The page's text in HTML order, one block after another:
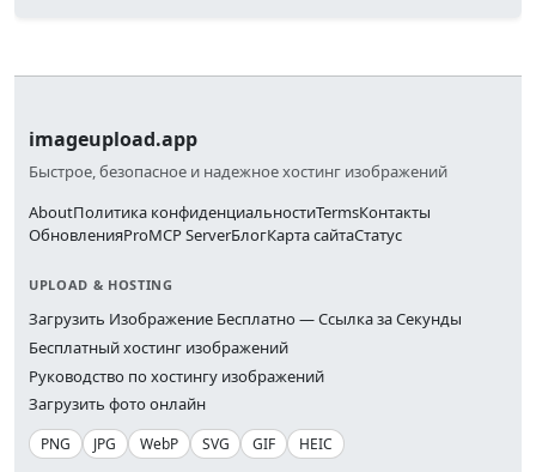
imageupload.app
Быстрое, безопасное и надежное хостинг изображений
AboutПолитика конфиденциальностиTermsКонтакты
ОбновленияProMCP ServerБлогКарта сайтаСтатус
UPLOAD & HOSTING
Загрузить Изображение Бесплатно — Ссылка за Секунды
Бесплатный хостинг изображений
Руководство по хостингу изображений
Загрузить фото онлайн
PNG JPG WebP SVG GIF HEIC